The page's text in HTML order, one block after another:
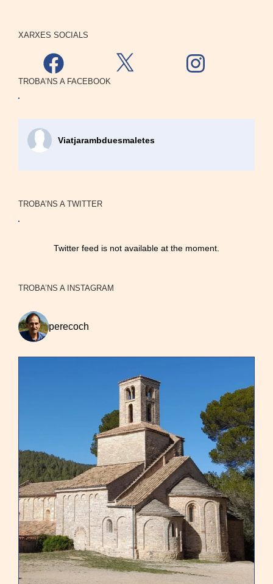
XARXES SOCIALS
Facebook
TROBA’NS A FACEBOOK
Viatjarambduesmaletes
TROBA’NS A TWITTER
Twitter feed is not available at the moment.
TROBA’NS A INSTAGRAM
perecoch